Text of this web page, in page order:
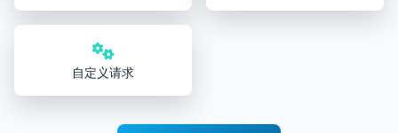
自定义请求